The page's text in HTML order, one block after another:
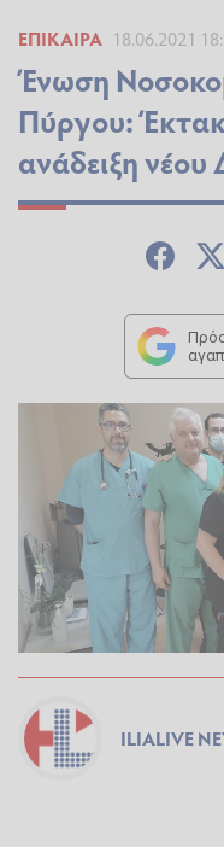
ΕΠΊΚΑΙΡΑ 18.06.2021
Ένωση
Πύργου:
ανάδειξη νέου
ILIALIVE